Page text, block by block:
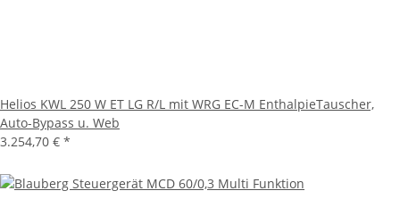
Helios KWL 250 W ET LG R/L mit WRG EC-M EnthalpieTauscher,
Auto-Bypass u. Web
3.254,70 € *